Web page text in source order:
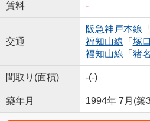
賃料 -
交通
阪急神戸本線 「
福知山線 「 塚口
福知山線 「 猪
間取り(面積) -(-)
築年月 1994年 7月(築